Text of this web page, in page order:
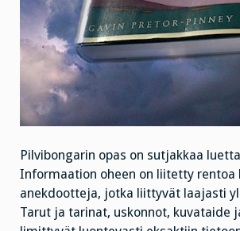
Pilvibongarin opas on sutjakkaa
Informaation oheen on liitetty rentoa
anekdootteja, jotka liittyvät laajasti
Tarut ja tarinat, uskonnot, kuvataide